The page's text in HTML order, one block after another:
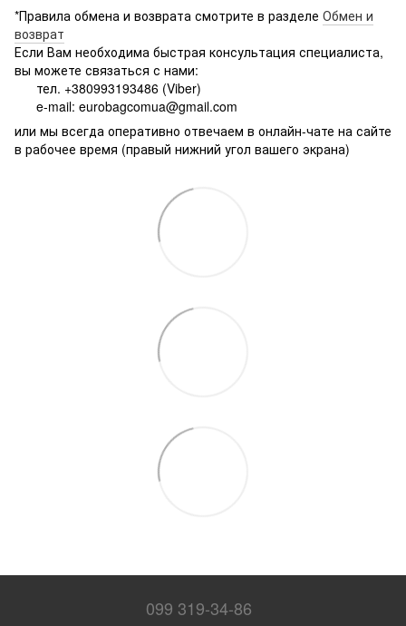
*Правила обмена и возврата смотрите в разделе Обмен и
возврат
Если Вам необходима быстрая консультация специалиста,
вы можете связаться с нами:
тел. +380993193486 (Viber)
e-mail: eurobagcomua@gmail.com
или мы всегда оперативно отвечаем в онлайн-чате на сайте
в рабочее время (правый нижний угол вашего экрана)
099 319-34-86